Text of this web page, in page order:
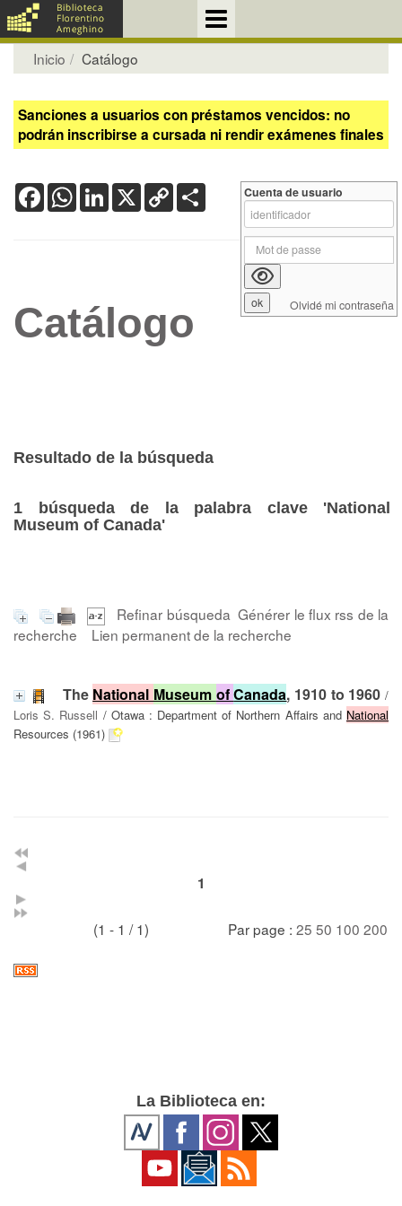
Inicio Catálogo
Sanciones a usuarios con préstamos vencidos: no
podrán inscribirse a cursada ni rendir exámenes finales
FacebookWhatsApp
LinkedIn
X Copy
Link
Catálogo
Resultado de la búsqueda
1 búsqueda de la palabra clave 'National
Museum of Canada'
Refinar búsqueda Générer le flux rss de la
recherche
Lien permanent de la recherche
The National Museum ofCanada, 1910 to 1960 /
Loris S. Russell / Otawa : Department of Northern Affairs and National
Resources (1961)
1
(1 - 1 / 1) Par page : 25 50 100 200
Cuenta de usuario
Olvidé mi contraseña
La Biblioteca en: